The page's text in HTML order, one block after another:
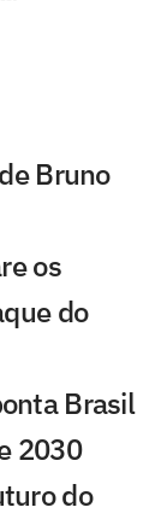
Bruno
os
do
Brasil
2030
do